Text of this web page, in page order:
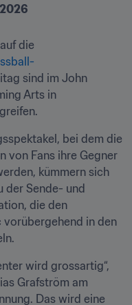
die
sind im John
Arts in
bei dem die
von Fans ihre Gegner
kümmern sich
der Sende- und
die den
vorübergehend in den
wird grossartig“,
Grafström am
Das wird eine